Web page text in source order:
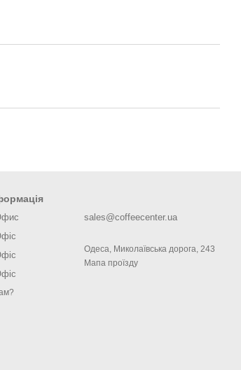
sales@coffeecenter.ua
Одеса, Миколаївська дорога, 243
Мапа проїзду